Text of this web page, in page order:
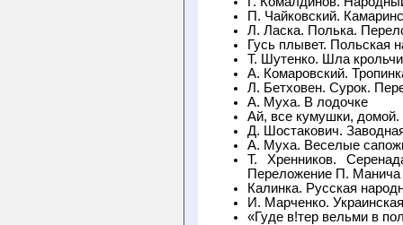
П. Чайковский.
Л. Ласка. Полька.
Гусь плывет. Польская
Т. Шутенко. Шла
А. Комаровский.
Л. Бетховен. Сурок.
А. Муха. В лодочке
Ай, все кумушки, домой.
Д. Шостакович.
А. Муха. Веселые
Т. Хренников.
Переложение П. Манича
Калинка. Русская
И. Марченко.
«Гуде в!тер вельми в